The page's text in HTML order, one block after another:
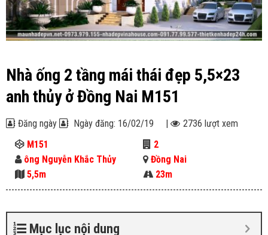
Nhà ống 2 tầng mái thái đẹp 5,5×23
anh thủy ở Đồng Nai M151
Đăng ngày Ngày đăng: 16/02/19 |
2736 lượt xem
M151
2
ông Nguyễn Khắc Thủy
Đồng Nai
5,5m
23m
Mục lục nội dung